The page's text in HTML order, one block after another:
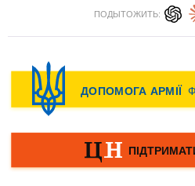
ПОДЫТОЖИТЬ: